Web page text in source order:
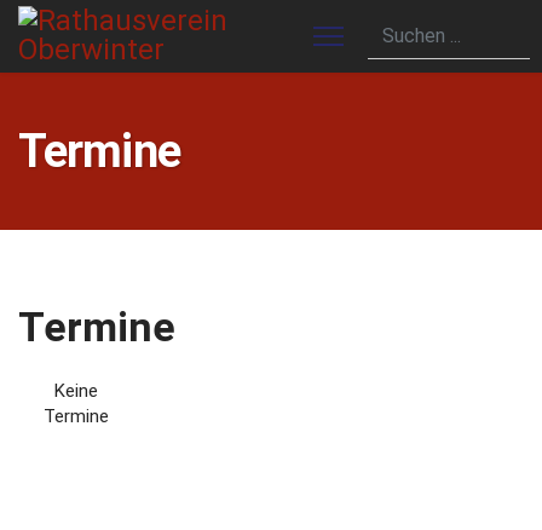
Termine
Termine
Keine
Termine